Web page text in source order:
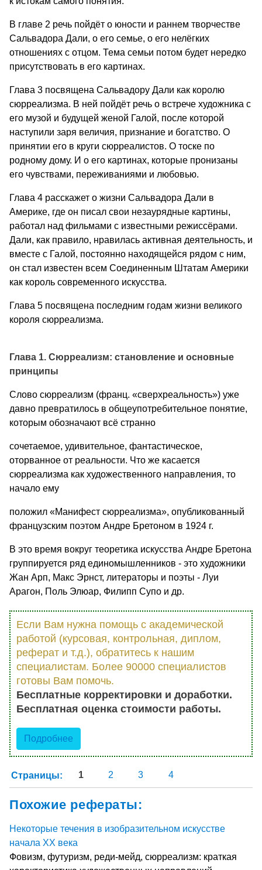
В главе 2 речь пойдёт о юности и раннем творчестве
Сальвадора Дали, о его семье, о его нелёгких
отношениях с отцом. Тема семьи потом будет нередко
присутствовать в его картинах.
Глава 3 посвящена Сальвадору Дали как королю
сюрреализма. В ней пойдёт речь о встрече художника с
его музой и будущей женой Галой, после которой
наступили заря величия, признание и богатство. О
принятии его в круги сюрреалистов. О тоске по
родному дому. И о его картинах, которые пронизаны
его чувствами, переживаниями и любовью.
Глава 4 расскажет о жизни Сальвадора Дали в
Америке, где он писал свои незаурядные картины,
работал над фильмами с известными режиссёрами.
Дали, как правило, нравилась активная деятельность, и
вместе с Галой, постоянно находящейся рядом с ним,
он стал известен всем Соединенным Штатам Америки
как король современного искусства.
Глава 5 посвящена последним годам жизни великого
короля сюрреализма.
Глава 1. Сюрреализм: становление и основные
принципы
Слово сюрреализм (франц. «сверх­реальность») уже
давно превра­тилось в общеупотребительное по­нятие,
которым обозначают всё странно
сочетаемое, удивительное, фантастическое,
оторванное от ре­альности. Что же касается
сюрреализма как художественного напра­вления, то
начало ему
положил «Манифест сюрреализма», опубли­кованный
французским поэтом Ан­дре Бретоном в 1924 г.
В это время вокруг теоретика искусства Андре Бретона
группируется ряд единомышленников - это художники
Жан Арп, Макс Эрнст, литераторы и поэты - Луи
Арагон, Поль Элюар, Филипп Супо и др.
Если Вам нужна помощь с академической
работой (курсовая, контрольная, диплом,
реферат и т.д.), обратитесь к нашим
специалистам. Более 90000 специалистов
готовы Вам помочь.
Бесплатные корректировки и доработки.
Бесплатная оценка стоимости работы.
Подробнее
Страницы: 1 2 3 4
Похожие рефераты:
Некоторые течения в изобразительном искусстве
начала ХХ века
Фовизм, футуризм, реди-мейд, сюрреализм: краткая